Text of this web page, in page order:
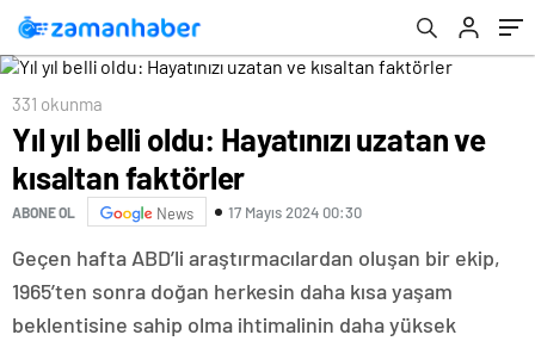
331 okunma
Yıl yıl belli oldu: Hayatınızı uzatan ve
kısaltan faktörler
ABONE OL News 17 Mayıs 2024 00:30
Geçen hafta ABD’li araştırmacılardan oluşan bir ekip,
1965’ten sonra doğan herkesin daha kısa yaşam
beklentisine sahip olma ihtimalinin daha yüksek